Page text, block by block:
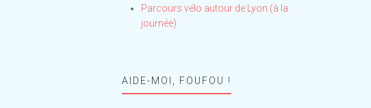
Parcours vélo autour de Lyon (à la
journée)
AIDE-MOI, FOUFOU !